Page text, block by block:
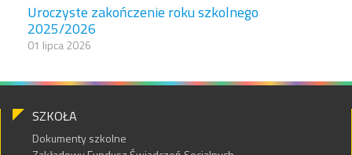
Uroczyste zakończenie roku szkolnego
2025/2026
01 lipca 2026
SZKOŁA
Dokumenty szkolne